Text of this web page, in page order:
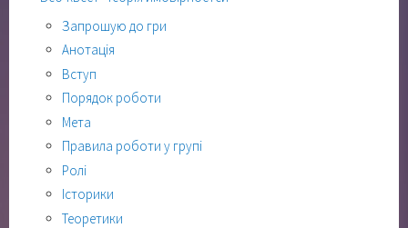
Запрошую до гри
Анотація
Вступ
Порядок роботи
Мета
Правила роботи у групі
Ролі
Історики
Теоретики